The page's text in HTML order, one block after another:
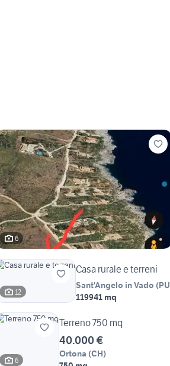
6
12
Casa rurale e terreni
Sant'Angelo in Vado (PU
119941 mq
6
Terreno 750 mq
40.000 €
Ortona (CH)